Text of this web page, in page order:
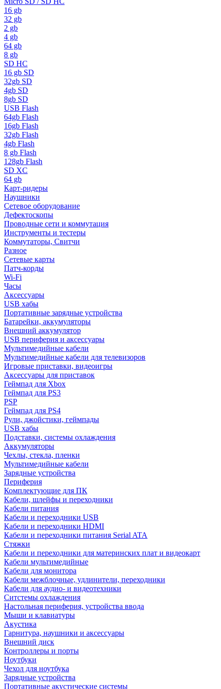
16 gb
32 gb
2 gb
4 gb
64 gb
8 gb
SD HC
16 gb SD
32gb SD
4gb SD
8gb SD
USB Flash
64gb Flash
16gb Flash
32gb Flash
4gb Flash
8 gb Flash
128gb Flash
SD XC
64 gb
Карт-ридеры
Наушники
Сетевое оборудование
Дефектоскопы
Проводные сети и коммутация
Инструменты и тестеры
Коммутаторы, Свитчи
Разное
Сетевые карты
Патч-корды
Wi-Fi
Часы
Аксессуары
USB хабы
Портативные зарядные устройства
Батарейки, аккумуляторы
Внешний аккумулятор
USB периферия и аксессуары
Мультимедийные кабели
Мультимедийные кабели для телевизоров
Игровые приставки, видеоигры
Аксессуары для приставок
Геймпад для Xbox
Геймпад для PS3
PSP
Геймпад для PS4
Рули, джойстики, геймпады
USB хабы
Подставки, системы охлаждения
Аккумуляторы
Чехлы, стекла, пленки
Мультимедийные кабели
Зарядные устройства
Периферия
Комплектующие для ПК
Кабели, шлейфы и переходники
Кабели питания
Кабели и переходники USB
Кабели и переходники HDMI
Кабели и переходники питания Serial ATA
Стяжки
Кабели и переходники для материнских плат и видеокарт
Кабели мультимедийные
Кабели для монитора
Кабели межблочные, удлинители, переходники
Кабели для аудио- и видеотехники
Ситстемы охлаждения
Настольная периферия, устройства ввода
Мыши и клавиатуры
Акустика
Гарнитура, наушники и аксессуары
Внешний диск
Контроллеры и порты
Ноутбуки
Чехол для ноутбука
Зарядные устройства
Портативные акустические системы